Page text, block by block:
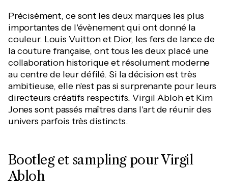
Précisément, ce sont les deux marques les plus
importantes de l'évènement qui ont donné la
couleur. Louis Vuitton et Dior, les fers de lance de
la couture française, ont tous les deux placé une
collaboration historique et résolument moderne
au centre de leur défilé. Si la décision est très
ambitieuse, elle n'est pas si surprenante pour leurs
directeurs créatifs respectifs. Virgil Abloh et Kim
Jones sont passés maîtres dans l'art de réunir des
univers parfois très distincts.
Bootleg et sampling pour Virgil
Abloh